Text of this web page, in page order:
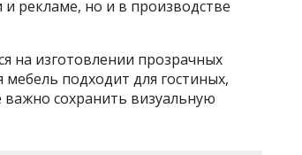
рекламе, но и в производстве
на изготовлении прозрачных
подходит для гостиных,
сохранить визуальную